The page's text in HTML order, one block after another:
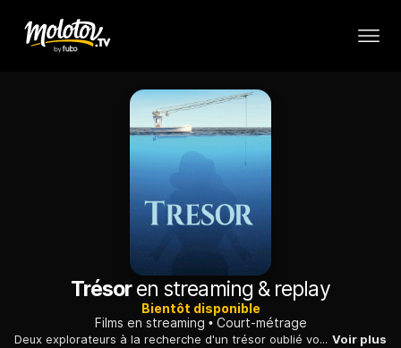
Trésoren streaming & replay
Bientôt disponible
Films en streaming
Court-métrage
Deux explorateurs à la recherche d'un trésor oublié vont perturber l'idylle d'un poulpe et de sa bien-aimée. Voir plus